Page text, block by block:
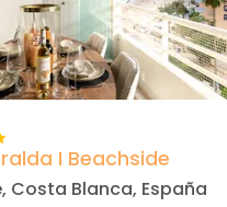
I Beachside
Costa Blanca, España